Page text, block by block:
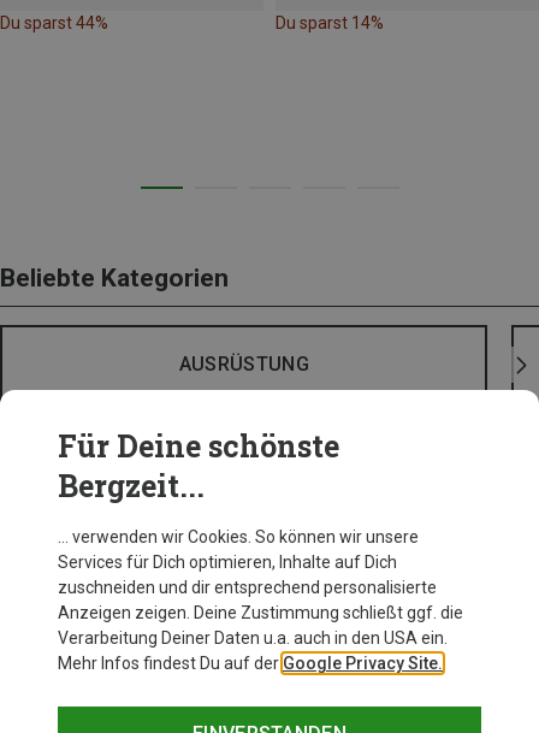
Du sparst 44% Du sparst 14%
Beliebte Kategorien
AUSRÜSTUNG
Für Deine schönste
Bergzeit...
… verwenden wir Cookies. So können wir unsere
Services für Dich optimieren, Inhalte auf Dich
zuschneiden und dir entsprechend personalisierte
Anzeigen zeigen. Deine Zustimmung schließt ggf. die
Verarbeitung Deiner Daten u.a. auch in den USA ein.
Mehr Infos findest Du auf der Google Privacy Site.